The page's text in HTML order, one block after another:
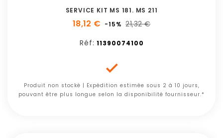
SERVICE KIT MS 181. MS 211
18,12 € -15% 21,32 €
Réf: 11390074100

Produit non stocké | Expédition estimée sous 2 à 10 jours,
pouvant être plus longue selon la disponibilité fournisseur.*